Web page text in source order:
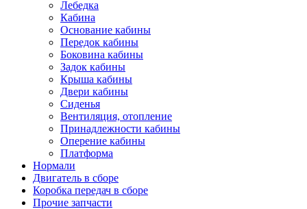
Лебедка
Кабина
Основание кабины
Передок кабины
Боковина кабины
Задок кабины
Крыша кабины
Двери кабины
Сиденья
Вентиляция, отопление
Принадлежности кабины
Оперение кабины
Платформа
Нормали
Двигатель в сборе
Коробка передач в сборе
Прочие запчасти